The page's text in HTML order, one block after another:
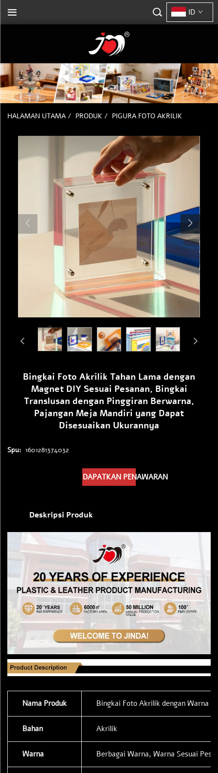
ID
HALAMAN UTAMA / PRODUK / PIGURA FOTO AKRILIK
Bingkai Foto Akrilik Tahan Lama dengan
Magnet DIY Sesuai Pesanan, Bingkai
Translusan dengan Pinggiran Berwarna,
Pajangan Meja Mandiri yang Dapat
Disesuaikan Ukurannya
Spu: 1601281374032
DAPATKAN PENAWARAN
Deskripsi Produk
Nama Produk Bingkai Foto Akrilik dengan Warna
Bahan Akrilik
Warna Berbagai Warna, Warna Sesuai